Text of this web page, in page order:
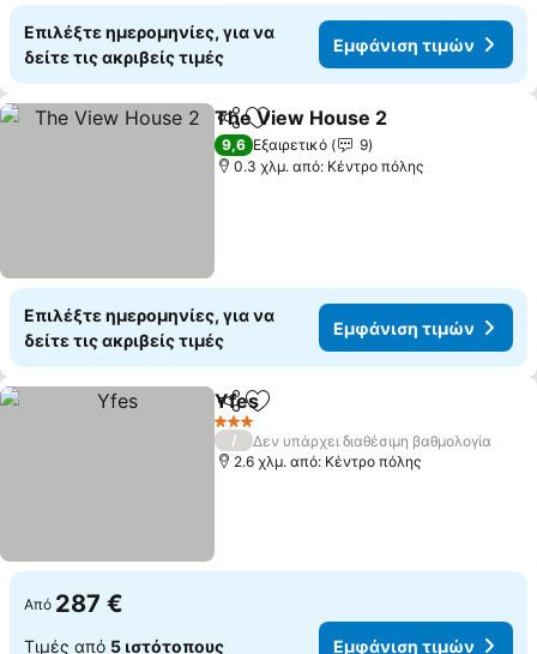
Επιλέξτε ημερομηνίες, για να
δείτε τις ακριβείς τιμές
Εμφάνιση τιμών
Κοινοποίηση
Προσθήκη στα αγαπημένα
The View House 2
9,6 Εξαιρετικό
9
0.3 χλμ. από: Κέντρο πόλης
Επιλέξτε ημερομηνίες, για να
δείτε τις ακριβείς τιμές
Εμφάνιση τιμών
Κοινοποίηση
Προσθήκη στα αγαπημένα
Yfes
3 Αστέρια
/
Δεν υπάρχει διαθέσιμη βαθμολογία
2.6 χλμ. από: Κέντρο πόλης
Από 287 €
Τιμές από 5 ιστότοπους Εμφάνιση τιμών